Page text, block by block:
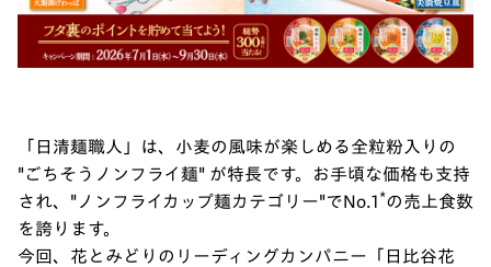
「日清麺職人」は、小麦の風味が楽しめる全粒粉入りの
"ごちそうノンフライ麺" が特長です。お手頃な価格も支持
され、"ノンフライカップ麺カテゴリー"でNo.1 *の売上食数
を誇ります。
今回、花とみどりのリーディングカンパニー「日比谷花